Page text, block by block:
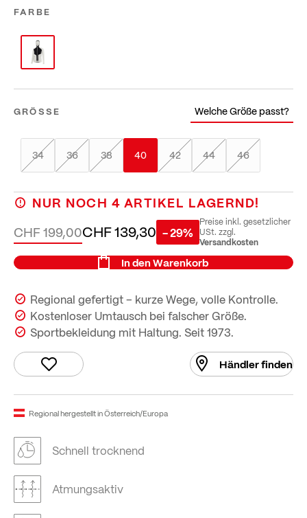
FARBE
GRÖSSE Welche Größe passt?
34 36 38 40 42 44 46
NUR NOCH 4 ARTIKEL LAGERND!
CHF 139,30
CHF 199,00 - 29%
Preise inkl. gesetzlicher
USt. zzgl.
Versandkosten
In den Warenkorb
Regional gefertigt – kurze Wege, volle Kontrolle.
Kostenloser Umtausch bei falscher Größe.
Sportbekleidung mit Haltung. Seit 1973.
Händler finden
Regional hergestellt in Österreich/Europa
Schnell trocknend
Atmungsaktiv